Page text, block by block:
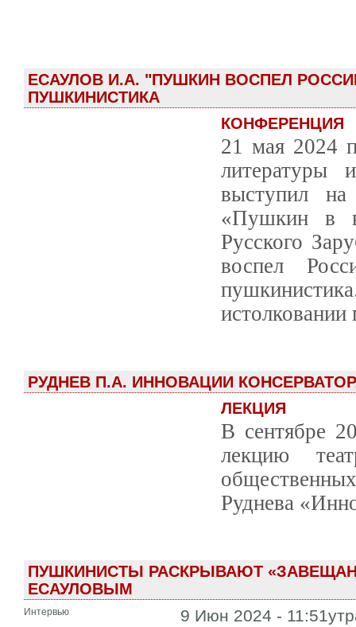
ЕСАУЛОВ И.А. "ПУШКИН ВОСПЕЛ
ПУШКИНИСТИКА
КОНФЕРЕНЦИЯ
21 мая 2024
литературы
выступил
«Пушкин в
Русского
воспел
истолковании
РУДНЕВ П.А. ИННОВАЦИИ
ЛЕКЦИЯ
В сентябре
лекцию
Руднева
ПУШКИНИСТЫ РАСКРЫВАЮТ
ЕСАУЛОВЫМ
Интервью 9 Июн 2024 -